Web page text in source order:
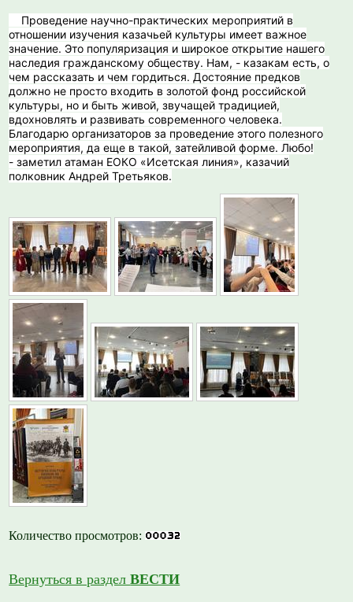
️ Проведение научно-практических мероприятий в
отношении изучения казачьей культуры имеет важное
значение. Это популяризация и широкое открытие нашего
наследия гражданскому обществу. Нам, - казакам есть, о
чем рассказать и чем гордиться. Достояние предков
должно не просто входить в золотой фонд российской
культуры, но и быть живой, звучащей традицией,
вдохновлять и развивать современного человека.
Благодарю организаторов за проведение этого полезного
мероприятия, да еще в такой, затейливой форме. Любо!
- заметил атаман ЕОКО «Исетская линия», казачий
полковник Андрей Третьяков.
Количество просмотров:
Вернуться в разделВЕСТИ